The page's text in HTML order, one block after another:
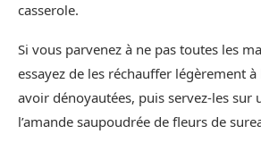
casserole.
Si vous parvenez à ne pas toutes les
essayez de les réchauffer légèrement
avoir dénoyautées, puis servez-les sur
l’amande saupoudrée de fleurs de